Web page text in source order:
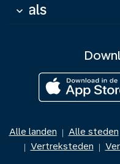
Deals
keyboard_arrow_down
Alle landen | Alle steden
| Vertreksteden |